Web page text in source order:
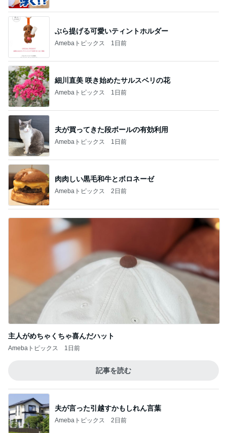
ぶら提げる可愛いティントホルダー
Amebaトピックス 1日前
細川直美 咲き始めたサルスベリの花
Amebaトピックス 1日前
夫が買ってきた段ボールの有効利用
Amebaトピックス 1日前
肉肉しい黒毛和牛とボロネーゼ
Amebaトピックス 2日前
主人がめちゃくちゃ喜んだハット
Amebaトピックス 1日前
記事を読む
夫が言った引越すかもしれん言葉
Amebaトピックス 2日前